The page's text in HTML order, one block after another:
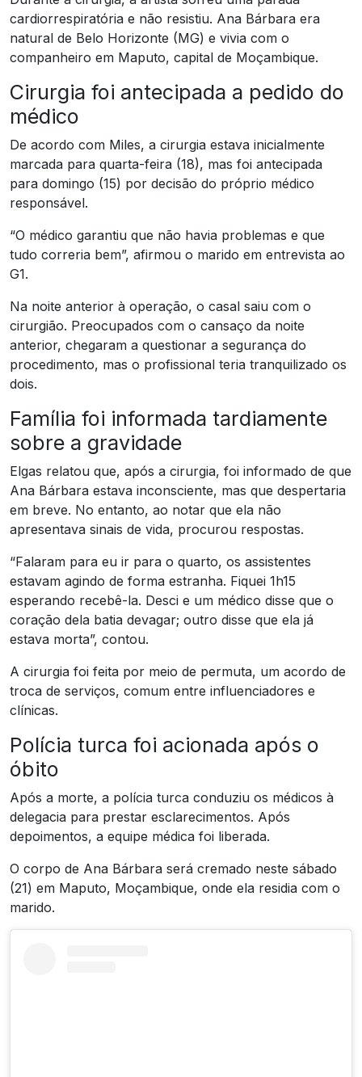
cardiorrespiratória e não resistiu. Ana Bárbara era
natural de Belo Horizonte (MG) e vivia com o
companheiro em Maputo, capital de Moçambique.
Cirurgia foi antecipada a pedido do
médico
De acordo com Miles, a cirurgia estava inicialmente
marcada para quarta-feira (18), mas foi antecipada
para domingo (15) por decisão do próprio médico
responsável.
“O médico garantiu que não havia problemas e que
tudo correria bem”, afirmou o marido em entrevista ao
G1.
Na noite anterior à operação, o casal saiu com o
cirurgião. Preocupados com o cansaço da noite
anterior, chegaram a questionar a segurança do
procedimento, mas o profissional teria tranquilizado os
dois.
Família foi informada tardiamente
sobre a gravidade
Elgas relatou que, após a cirurgia, foi informado de que
Ana Bárbara estava inconsciente, mas que despertaria
em breve. No entanto, ao notar que ela não
apresentava sinais de vida, procurou respostas.
“Falaram para eu ir para o quarto, os assistentes
estavam agindo de forma estranha. Fiquei 1h15
esperando recebê-la. Desci e um médico disse que o
coração dela batia devagar; outro disse que ela já
estava morta”, contou.
A cirurgia foi feita por meio de permuta, um acordo de
troca de serviços, comum entre influenciadores e
clínicas.
Polícia turca foi acionada após o
óbito
Após a morte, a polícia turca conduziu os médicos à
delegacia para prestar esclarecimentos. Após
depoimentos, a equipe médica foi liberada.
O corpo de Ana Bárbara será cremado neste sábado
(21) em Maputo, Moçambique, onde ela residia com o
marido.